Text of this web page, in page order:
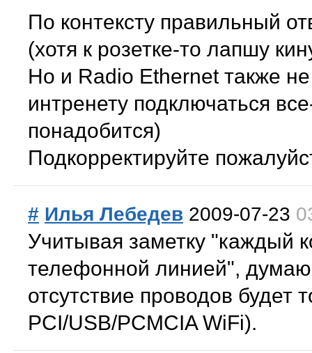
По контексту правильный
(хотя к розетке-то лапшу
Но и Radio Ethernet также
интренету подключаться
понадобится)
Подкорректируйте
# Илья Лебедев 2009-07-23
Учитывая заметку "каждый
телефонной линией",
отсутствие проводов будет
PCI/USB/PCMCIA WiFi).